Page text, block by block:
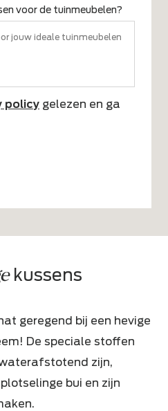
voor de tuinmeubelen?
policy gelezen en ga
kussens
geregend bij een hevige
De speciale stoffen
zijn,
bui en zijn